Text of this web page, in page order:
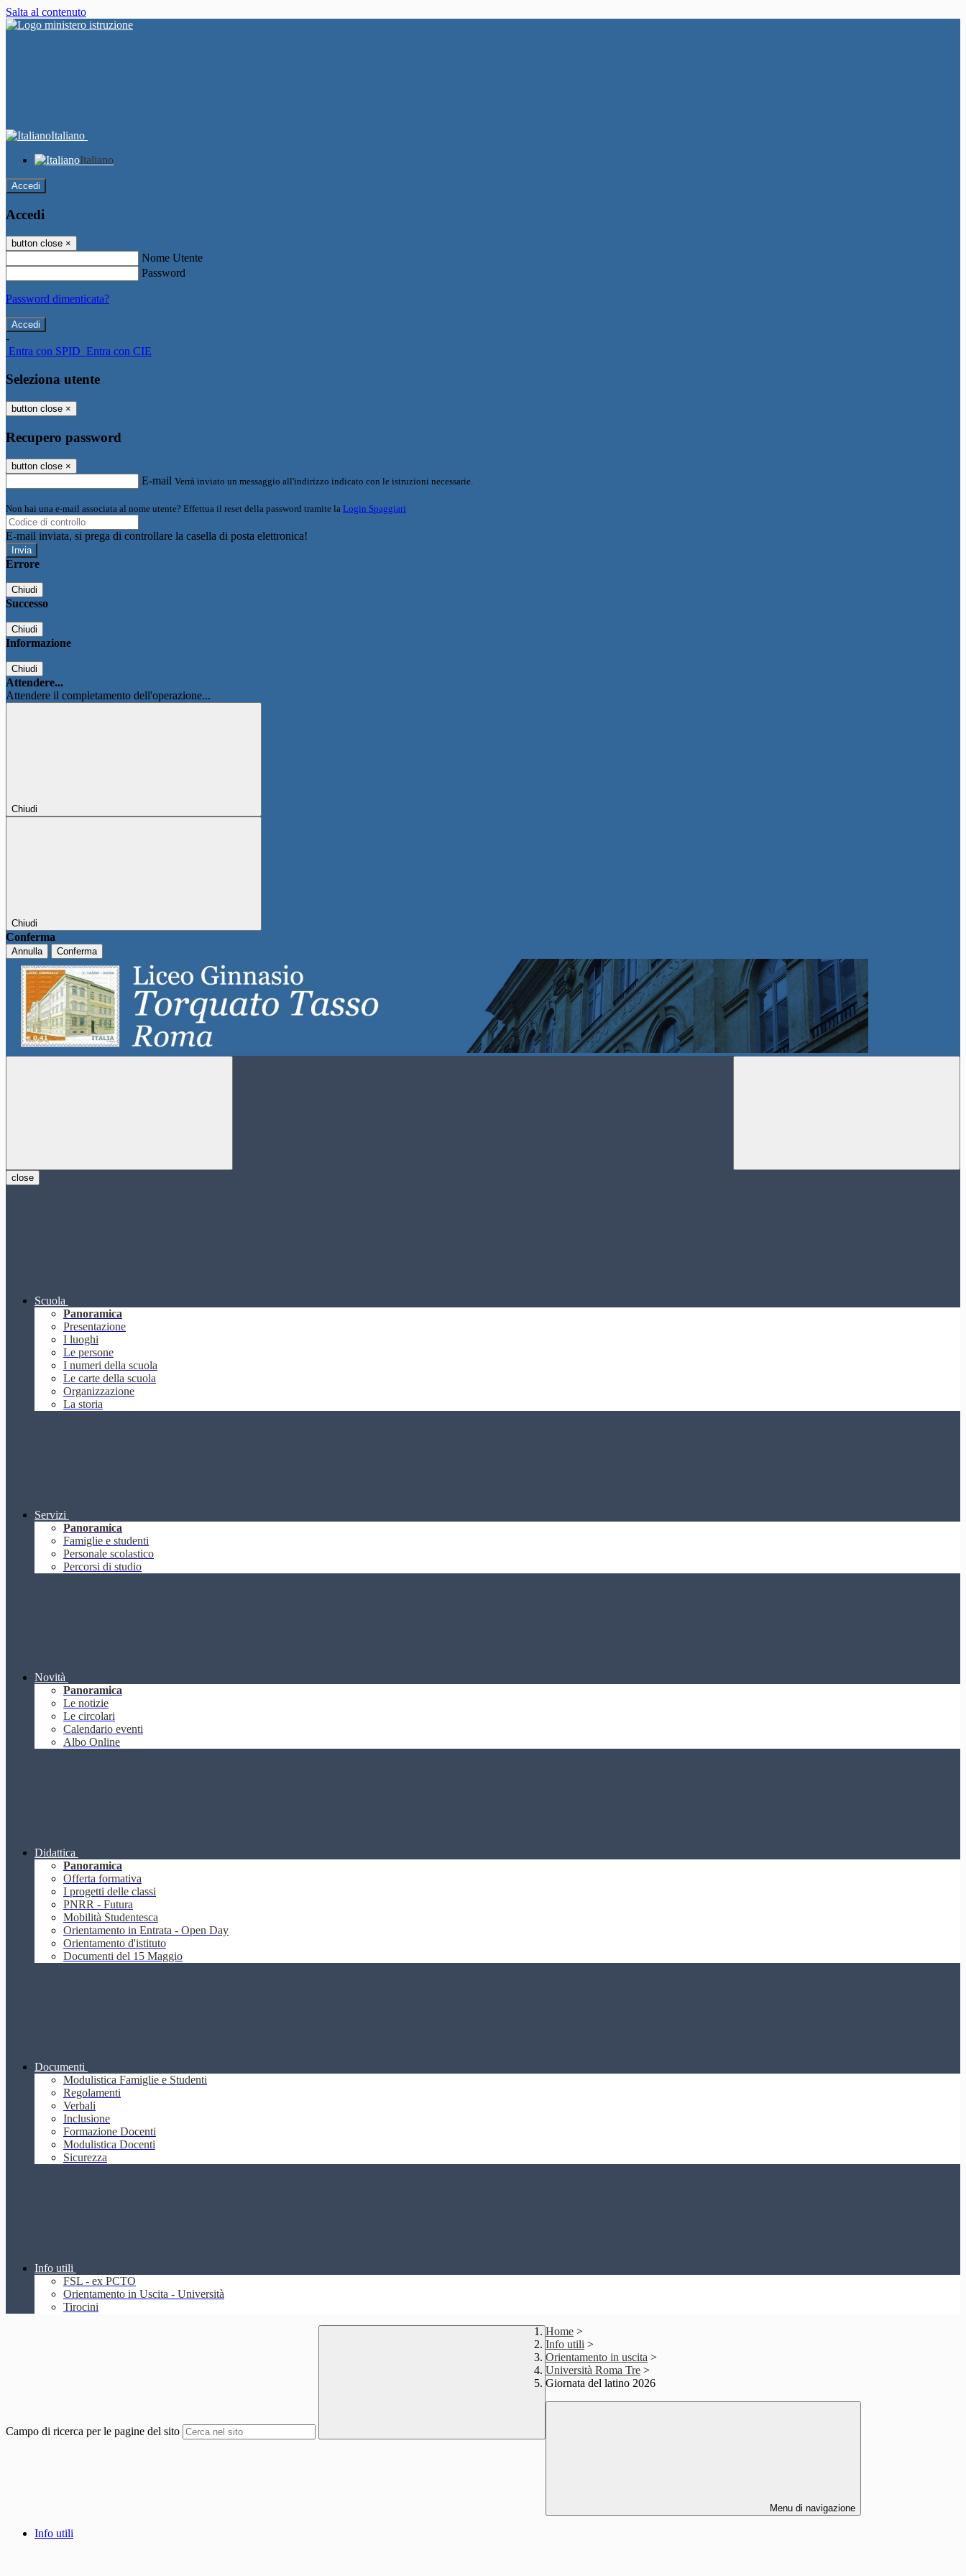
Salta al contenuto
Italiano
Italiano
Accedi
Accedi
button close ×
Nome Utente
Password
Password dimenticata?
-
Entra con SPID Entra con CIE
Seleziona utente
button close ×
Recupero password
button close ×
E-mail Verrà inviato un messaggio all'indirizzo indicato con le istruzioni necessarie.
Non hai una e-mail associata al nome utente? Effettua il reset della password tramite la Login Spaggiari
E-mail inviata, si prega di controllare la casella di posta elettronica!
Errore
Chiudi
Successo
Chiudi
Informazione
Chiudi
Attendere...
Attendere il completamento dell'operazione...
Chiudi
Chiudi
Conferma
Annulla Conferma
close
Scuola
Panoramica
Presentazione
I luoghi
Le persone
I numeri della scuola
Le carte della scuola
Organizzazione
La storia
Servizi
Panoramica
Famiglie e studenti
Personale scolastico
Percorsi di studio
Novità
Panoramica
Le notizie
Le circolari
Calendario eventi
Albo Online
Didattica
Panoramica
Offerta formativa
I progetti delle classi
PNRR - Futura
Mobilità Studentesca
Orientamento in Entrata - Open Day
Orientamento d'istituto
Documenti del 15 Maggio
Documenti
Modulistica Famiglie e Studenti
Regolamenti
Verbali
Inclusione
Formazione Docenti
Modulistica Docenti
Sicurezza
Info utili
FSL - ex PCTO
Orientamento in Uscita - Università
Tirocini
Campo di ricerca per le pagine del sito
Home >
Info utili >
Orientamento in uscita >
Università Roma Tre >
Giornata del latino 2026
Menu di navigazione
Info utili